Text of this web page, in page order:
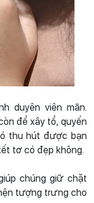
duyên viên mãn.
để xây tổ, quyến
thu hút được bạn
tơ có đẹp không.
chúng giữ chặt
tượng trưng cho